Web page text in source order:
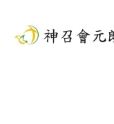
content